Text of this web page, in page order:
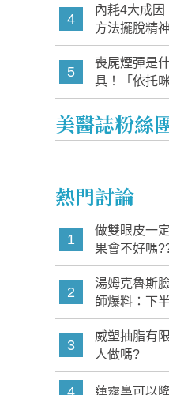
4
內耗4大成
方法擺脫精
5
喪屍煙彈是
具！「依托
家長必知警
美醫誌粉絲
熱門討論
1
做雙眼皮一
果會不好嗎
2
湯姆克魯斯
師爆料：下
3
威塑抽脂有
人做嗎?
4 蓮霧鼻可以